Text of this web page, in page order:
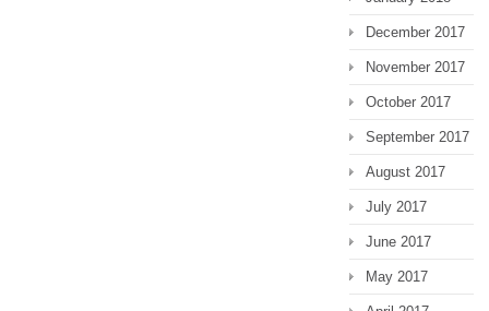
December 2017
November 2017
October 2017
September 2017
August 2017
July 2017
June 2017
May 2017